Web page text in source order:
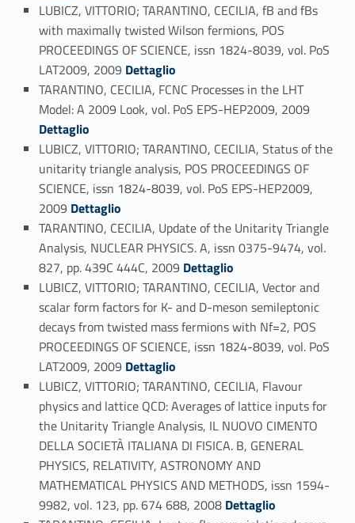
LUBICZ, VITTORIO; TARANTINO, CECILIA, fB and fBs
with maximally twisted Wilson fermions, POS
PROCEEDINGS OF SCIENCE, issn 1824-8039, vol. PoS
LAT2009, 2009 Link identifier #identifier_person_42408-96
Dettaglio
TARANTINO, CECILIA, FCNC Processes in the LHT
Model: A 2009 Look, vol. PoS EPS-HEP2009, 2009
Dettaglio
LUBICZ, VITTORIO; TARANTINO, CECILIA, Status of the
unitarity triangle analysis, POS PROCEEDINGS OF
SCIENCE, issn 1824-8039, vol. PoS EPS-HEP2009,
2009 Link identifier #identifier_person_171158-98
Dettaglio
TARANTINO, CECILIA, Update of the Unitarity Triangle
Analysis, NUCLEAR PHYSICS. A, issn 0375-9474, vol.
827, pp. 439C 444C, 2009 Link identifier #identifier_person_158304-99
Dettaglio
LUBICZ, VITTORIO; TARANTINO, CECILIA, Vector and
scalar form factors for K- and D-meson semileptonic
decays from twisted mass fermions with Nf=2, POS
PROCEEDINGS OF SCIENCE, issn 1824-8039, vol. PoS
LAT2009, 2009 Link identifier #identifier_person_144448-100
Dettaglio
LUBICZ, VITTORIO; TARANTINO, CECILIA, Flavour
physics and lattice QCD: Averages of lattice inputs for
the Unitarity Triangle Analysis, IL NUOVO CIMENTO
DELLA SOCIETÀ ITALIANA DI FISICA. B, GENERAL
PHYSICS, RELATIVITY, ASTRONOMY AND
MATHEMATICAL PHYSICS AND METHODS, issn 1594-
9982, vol. 123, pp. 674 688, 2008 Link identifier #identifier_person_75269-101
Dettaglio